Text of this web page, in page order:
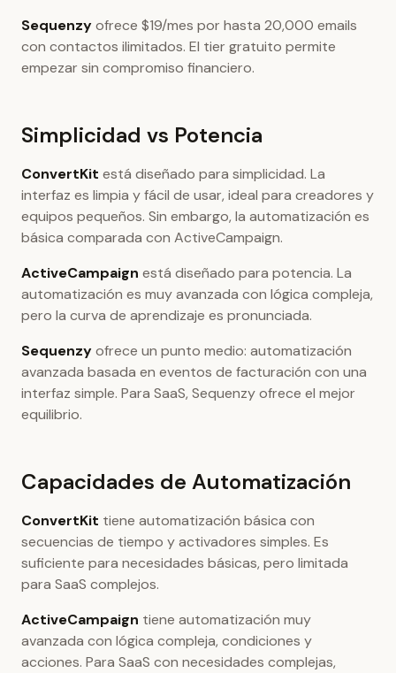
Sequenzyofrece $19/mes por hasta 20,000 emails
con contactos ilimitados. El tier gratuito permite
empezar sin compromiso financiero.
Simplicidad vs Potencia
ConvertKit está diseñado para simplicidad. La
interfaz es limpia y fácil de usar, ideal para creadores y
equipos pequeños. Sin embargo, la automatización es
básica comparada con ActiveCampaign.
ActiveCampaign está diseñado para potencia. La
automatización es muy avanzada con lógica compleja,
pero la curva de aprendizaje es pronunciada.
Sequenzyofrece un punto medio: automatización
avanzada basada en eventos de facturación con una
interfaz simple. Para SaaS, Sequenzy ofrece el mejor
equilibrio.
Capacidades de Automatización
ConvertKit tiene automatización básica con
secuencias de tiempo y activadores simples. Es
suficiente para necesidades básicas, pero limitada
para SaaS complejos.
ActiveCampaign tiene automatización muy
avanzada con lógica compleja, condiciones y
acciones. Para SaaS con necesidades complejas,